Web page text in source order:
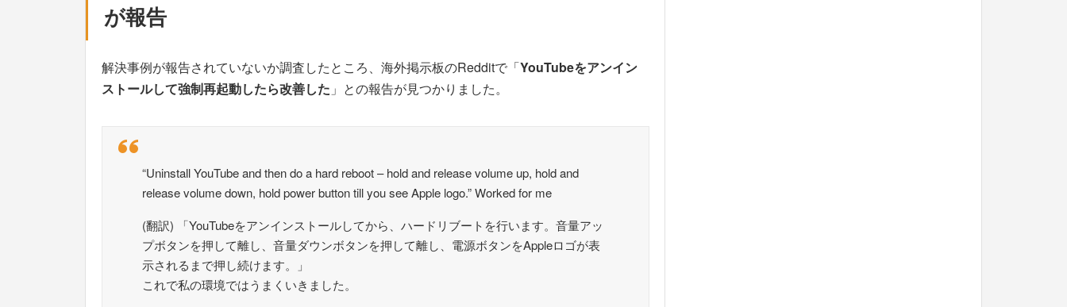
が報告
解決事例が報告されていないか調査したところ、海外掲示板のRedditで「YouTubeをアンイン
ストールして強制再起動したら改善した 」との報告が見つかりました。
“Uninstall YouTube and then do a hard reboot – hold and release volume up, hold and
release volume down, hold power button till you see Apple logo.” Worked for me
(翻訳) 「YouTubeをアンインストールしてから、ハードリブートを行います。音量アッ
プボタンを押して離し、音量ダウンボタンを押して離し、電源ボタンをAppleロゴが表
示されるまで押し続けます。」
これで私の環境ではうまくいきました。